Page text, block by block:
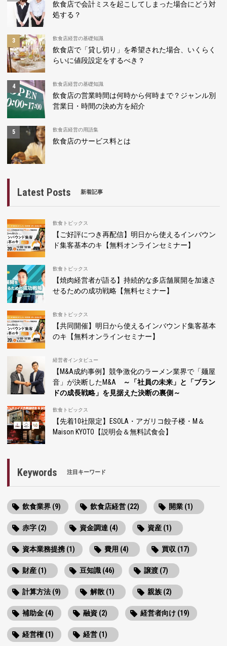
飲食店で会計ミスを起こしてしまった場合にどう対
処する？
飲食店経営の基礎知識
飲食店で「貸し切り」を希望された場合、いくらく
らいに値段設定をするべき？
飲食店経営の基礎知識
飲食店の営業時間は何時から何時まで？ジャンル別
営業日・時間の決め方を紹介
飲食店経営の用語集
飲食店のサービス料とは
Latest Posts 新着記事
飲食トピックス
【ご好評につき再配信】明日から使えるインバウン
ド集客基本のキ【無料オンラインセミナー】
飲食トピックス
【焼肉経営者が語る】持続的な多店舗展開を加速さ
せるための成功戦略【無料セミナー】
飲食トピックス
【共同開催】明日から使えるインバウンド集客基本
のキ【無料オンラインセミナー】
経営者インタビュー
【M&A成約事例】競争激化のラーメン業界で「麺屋
音」が決断したM&A
～「社員の未来」と「ブラン
ドの成長戦略」を見据えた決断の裏側～
飲食トピックス
【先着10社限定】ESOLA・アガリコ餃子楼・M＆
Maison KYOTO【説明会＆無料試食会】
Keywords 注目キーワード
飲食業界 (9) 飲食店経営 (22) 開業 (1)
赤字 (2) 資金調達 (4) 資産 (1)
資本業務提携 (1) 費用 (4) 買収 (17)
財産 (1) 豆知識 (46) 譲渡 (7)
計算方法 (9) 解散 (1) 親族 (2)
補助金 (4) 融資 (2) 経営者向け (19)
経営権 (1) 経営 (1)